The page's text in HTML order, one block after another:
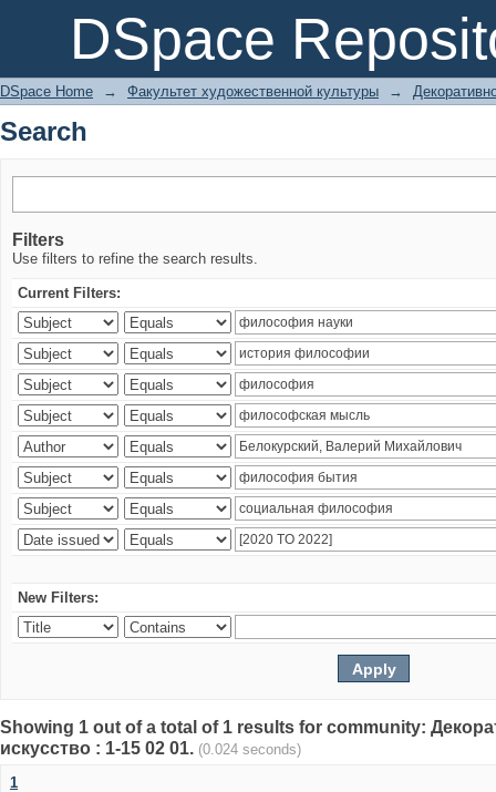
DSpace
Search
DSpace Home → Факультет художественной культуры →
Search
Filters
Use filters to refine the search results.
Current Filters:
New Filters:
Showing 1 out of a total of 1 results for community:
искусство : 1-15 02 01. (0.024 seconds)
1